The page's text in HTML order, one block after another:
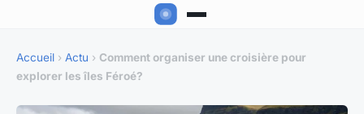
Accueil › Actu › Comment organiser une croisière pour
explorer les îles Féroé?